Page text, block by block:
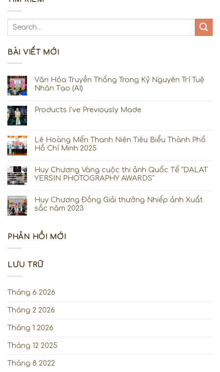
BÀI VIẾT MỚI
Văn Hóa Truyền Thống Trong Kỷ Nguyên Trí Tuệ
Nhân Tạo (AI)
Products I’ve Previously Made
Lê Hoàng Mến Thanh Niên Tiêu Biểu Thành Phố
Hồ Chí Minh 2025
Huy Chương Vàng cuộc thi ảnh Quốc Tế “DALAT
YERSIN PHOTOGRAPHY AWARDS”
Huy Chương Đồng Giải thưởng Nhiếp ảnh Xuất
sắc năm 2023
PHẢN HỒI MỚI
LƯU TRỮ
Tháng 6 2026
Tháng 2 2026
Tháng 1 2026
Tháng 12 2025
Tháng 8 2022